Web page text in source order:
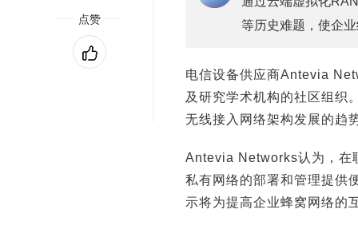
等历史难题，使企
电信设备供应商Antevia
及研究学术机构的社区组织
无线接入网络架构发展的趋
Antevia Networks认为，在
私有网络的部署和管理提供
示将为提高企业蜂窝网络的
点赞